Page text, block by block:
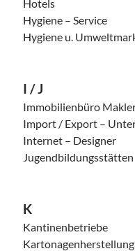
Hotels
Hygiene – Service
Hygiene u.
I / J
Immobilienbüro
Import / Export –
Internet – Designer
Jugendbildungsstätten
K
Kantinenbetriebe
Kartonagenherstellung